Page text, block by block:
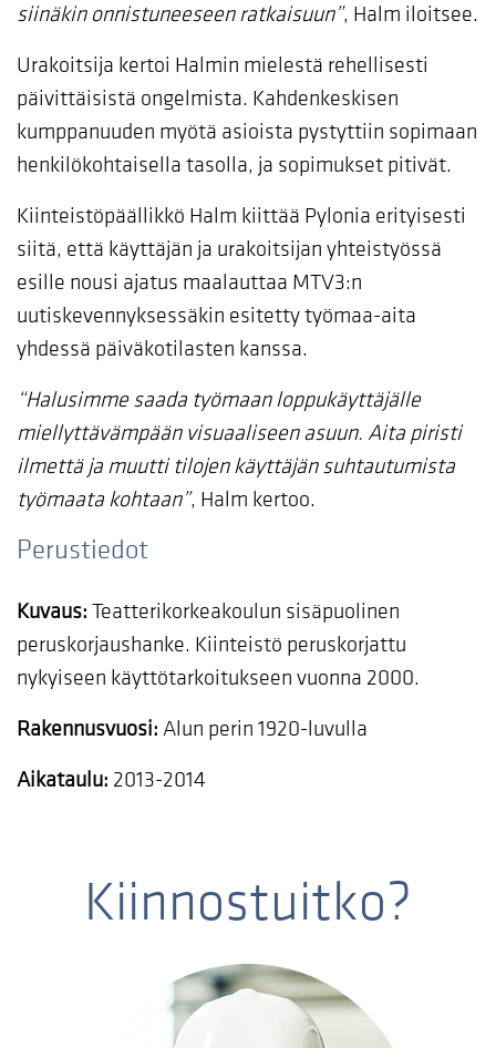
siinäkin onnistuneeseen ratkaisuun”, Halm iloitsee.
Urakoitsija kertoi Halmin mielestä rehellisesti
päivittäisistä ongelmista. Kahdenkeskisen
kumppanuuden myötä asioista pystyttiin sopimaan
henkilökohtaisella tasolla, ja sopimukset pitivät.
Kiinteistöpäällikkö Halm kiittää Pylonia erityisesti
siitä, että käyttäjän ja urakoitsijan yhteistyössä
esille nousi ajatus maalauttaa MTV3:n
uutiskevennyksessäkin esitetty työmaa-aita
yhdessä päiväkotilasten kanssa.
“Halusimme saada työmaan loppukäyttäjälle
miellyttävämpään visuaaliseen asuun. Aita piristi
ilmettä ja muutti tilojen käyttäjän suhtautumista
työmaata kohtaan”, Halm kertoo.
Perustiedot
Kuvaus: Teatterikorkeakoulun sisäpuolinen
peruskorjaushanke. Kiinteistö peruskorjattu
nykyiseen käyttötarkoitukseen vuonna 2000.
Rakennusvuosi: Alun perin 1920-luvulla
Aikataulu: 2013-2014
Kiinnostuitko?